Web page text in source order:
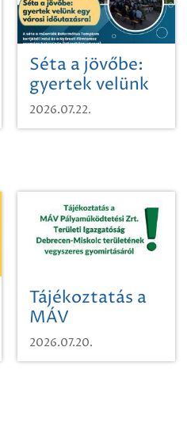
Séta a jövőbe:
gyertek velünk
egy városi
időutazásra!
2026.07.22.
Tájékoztatás a
MÁV
Pályaműködtetési
Zrt. Területi
2026.07.20.